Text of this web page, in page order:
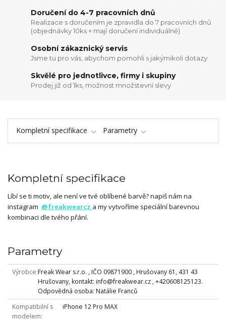
Doručení do 4-7 pracovních dnů
Realizace s doručením je zpravidla do 7 pracovních dnů
(objednávky 10ks + mají doručení individuálně)
Osobní zákaznický servis
Jsme tu pro vás, abychom pomohli s jakýmikoli dotazy.
Skvělé pro jednotlivce, firmy i skupiny
Prodej již od 1ks, možnost množstevní slevy
Kompletní specifikace Parametry
Kompletní specifikace
Líbí se ti motiv, ale není ve tvé oblíbené barvě? napiš nám na
instagram @freakwearcz a my vytvoříme speciální barevnou
kombinaci dle tvého přání.
Parametry
Výrobce Freak Wear s.r.o. , IČO 09871900 , Hrušovany 61, 431 43
Hrušovany, kontakt: info@freakwear.cz , +420608125123.
Odpovědná osoba: Natálie Franců
Kompatibilní s
modelem
iPhone 12 Pro MAX